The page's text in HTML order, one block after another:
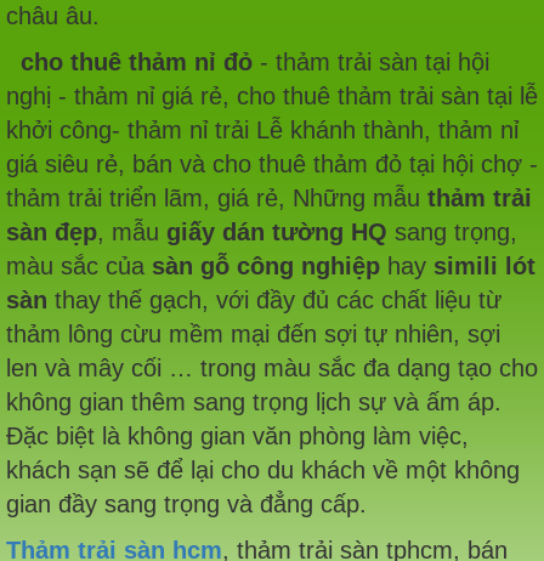
châu âu.
cho thuê thảm nỉ đỏ - thảm trải sàn tại hội
nghị - thảm nỉ giá rẻ, cho thuê thảm trải sàn tại lễ
khởi công- thảm nỉ trải Lễ khánh thành, thảm nỉ
giá siêu rẻ, bán và cho thuê thảm đỏ tại hội chợ -
thảm trải triển lãm, giá rẻ, Những mẫu thảm trải
sàn đẹp, mẫu giấy dán tường HQ sang trọng,
màu sắc của sàn gỗ công nghiệp hay simili lót
sàn thay thế gạch, với đầy đủ các chất liệu từ
thảm lông cừu mềm mại đến sợi tự nhiên, sợi
len và mây cối … trong màu sắc đa dạng tạo cho
không gian thêm sang trọng lịch sự và ấm áp.
Đặc biệt là không gian văn phòng làm việc,
khách sạn sẽ để lại cho du khách về một không
gian đầy sang trọng và đẳng cấp.
Thảm trải sàn hcm, thảm trải sàn tphcm, bán